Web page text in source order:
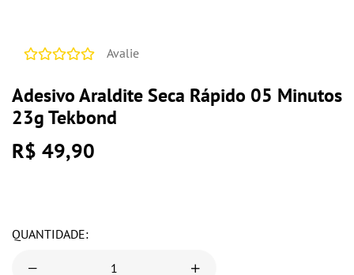
Avalie
Adesivo Araldite Seca Rápido 05 Minutos
23g Tekbond
R$ 49,90
QUANTIDADE: